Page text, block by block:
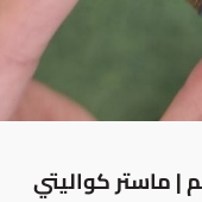
كلاسيك فيوجن 29ملم | ماستر كواليتي